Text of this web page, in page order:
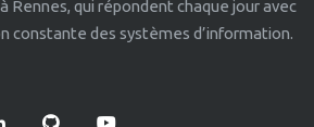
Rennes, qui répondent chaque jour avec
constante des systèmes d’information.